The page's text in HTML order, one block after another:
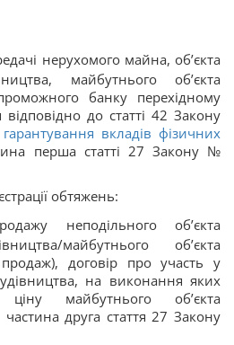
нерухомого майна, об’єкта
майбутнього об’єкта
банку перехідному
до статті 42 Закону
вкладів фізичних
перша статті 27 Закону №
обтяжень:
неподільного об’єкта
майбутнього об’єкта
договір про участь у
на виконання яких
майбутнього об’єкта
друга стаття 27 Закону